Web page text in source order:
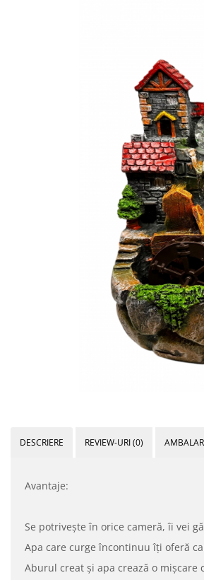
DESCRIERE REVIEW-URI(0)
Avantaje:
Se potrivește în orice cameră, îi vei
Apa care curge încontinuu îți oferă
Aburul creat și apa crează o